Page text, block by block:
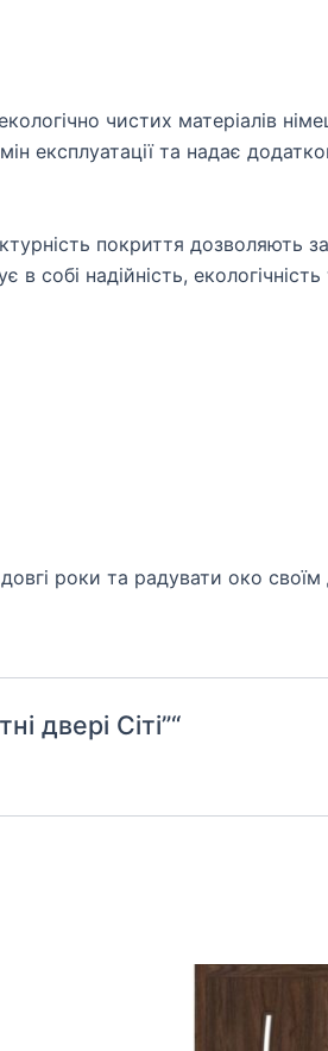
чистих матеріалів
експлуатації та надає
покриття дозволяють
надійність,
роки та радувати око
двері Сіті”“